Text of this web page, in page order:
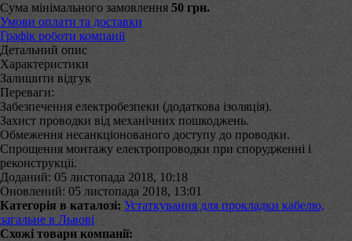
Сума мінімального замовлення 50 грн.
Умови оплати та доставки
Графік роботи компанії
Детальний опис
Характеристики
Залишити відгук
Переваги:
Забезпечення електробезпеки (додаткова ізоляція).
Захист проводки від механічних пошкоджень.
Обмеження несанкціонованого доступу до проводки.
Спрощення монтажу електропроводки при спорудженні і
реконструкціі.
Доданий: 05 листопада 2018, 10:18
Оновлений: 05 листопада 2018, 13:01
Категорія в каталозі: Устаткування для прокладки кабелю,
загальне в Львові
Схожі товари компанії: